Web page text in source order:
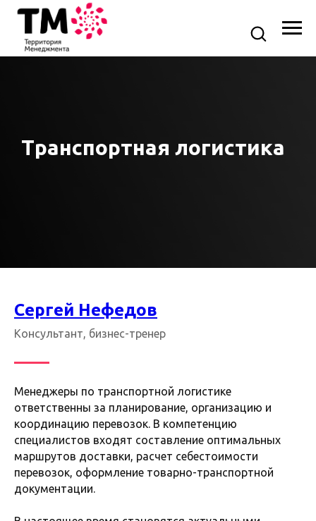
Транспортная логистика
Сергей Нефедов
Консультант, бизнес-тренер
Менеджеры по транспортной логистике
ответственны за планирование, организацию и
координацию перевозок. В компетенцию
специалистов входят составление оптимальных
маршрутов доставки, расчет себестоимости
перевозок, оформление товарно-транспортной
документации.